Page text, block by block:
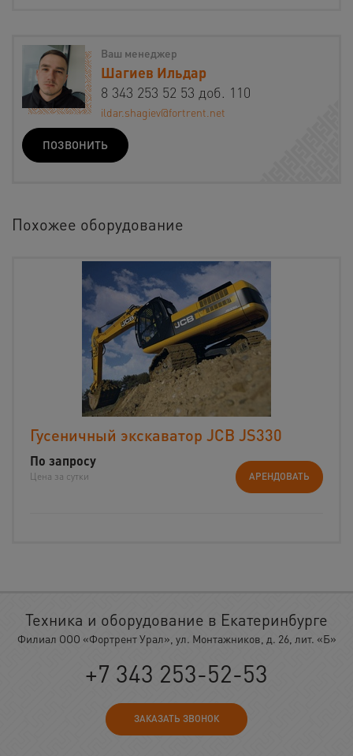
Ваш менеджер
Шагиев Ильдар
8 343 253 52 53 доб. 110
ildar.shagiev@fortrent.net
ПОЗВОНИТЬ
Похожее оборудование
Гусеничный экскаватор JCB JS330
По запросу
Цена за сутки АРЕНДОВАТЬ
Техника и оборудование в Екатеринбурге
Филиал ООО «Фортрент Урал», ул. Монтажников, д. 26, лит. «Б»
+7 343 253-52-53
ЗАКАЗАТЬ ЗВОНОК